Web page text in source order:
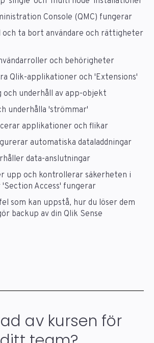
Console (QMC) fungerar
ta bort användare och rättigheter
och behörigheter
Qlik-applikationer och 'Extensions'
och underhåll av app-objekt
underhålla 'strömmar'
applikationer och flikar
automatiska dataladdningar
data-anslutningar
upp och kontrollerar säkerheten i
'Section Access' fungerar
som kan uppstå, hur du löser dem
backup av din Qlik Sense
av kursen för